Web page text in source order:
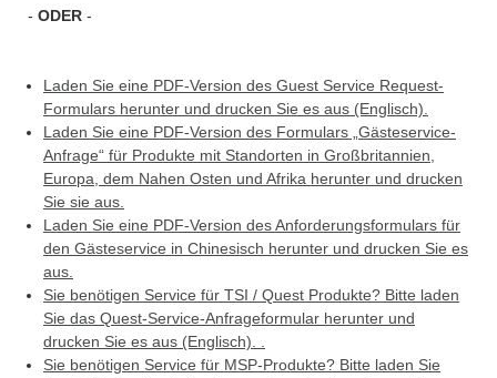
- ODER -
Laden Sie eine PDF-Version des Guest Service Request-
Formulars herunter und drucken Sie es aus (Englisch).
Laden Sie eine PDF-Version des Formulars „Gästeservice-
Anfrage“ für Produkte mit Standorten in Großbritannien,
Europa, dem Nahen Osten und Afrika herunter und drucken
Sie sie aus.
Laden Sie eine PDF-Version des Anforderungsformulars für
den Gästeservice in Chinesisch herunter und drucken Sie es
aus.
Sie benötigen Service für TSI / Quest Produkte? Bitte laden
Sie das Quest-Service-Anfrageformular herunter und
drucken Sie es aus (Englisch). .
Sie benötigen Service für MSP-Produkte? Bitte laden Sie